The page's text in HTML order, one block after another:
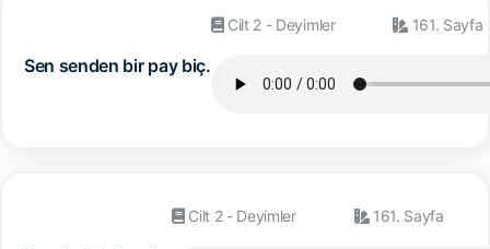
Sen senden bir pay biç.
Cilt 2 - Deyimler 161. Sayfa
Cilt 2 - Deyimler 161. Sayfa